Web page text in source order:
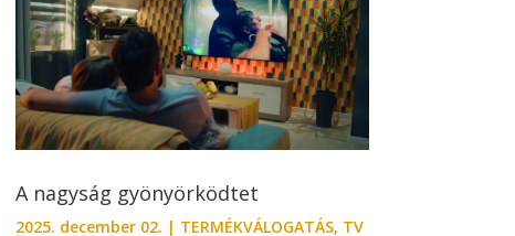
A nagyság gyönyörködtet
2025. december 02. | TERMÉKVÁLOGATÁS, TV